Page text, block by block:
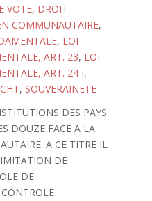
VOTE, DROIT
COMMUNAUTAIRE,
, LOI
ART. 23, LOI
ART. 24 I,
, SOUVERAINETE
DES PAYS
DOUZE FACE A LA
A CE TITRE IL
DE
DE